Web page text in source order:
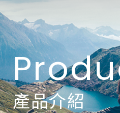
產品介紹